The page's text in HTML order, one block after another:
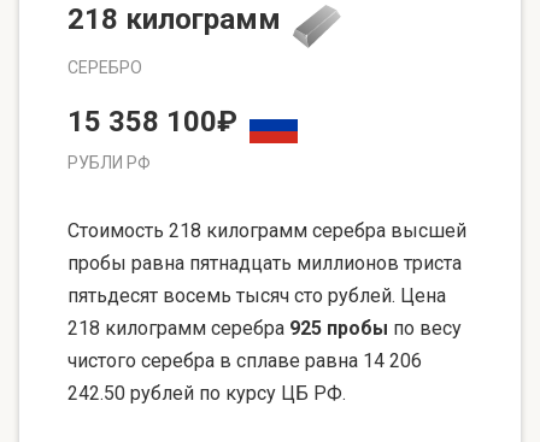
218 килограмм
СЕРЕБРО
15 358 100₽
РУБЛИ РФ
Стоимость 218 килограмм серебра высшей
пробы равна пятнадцать миллионов триста
пятьдесят восемь тысяч сто рублей. Цена
218 килограмм серебра 925 пробы по весу
чистого серебра в сплаве равна 14 206
242.50 рублей по курсу ЦБ РФ.